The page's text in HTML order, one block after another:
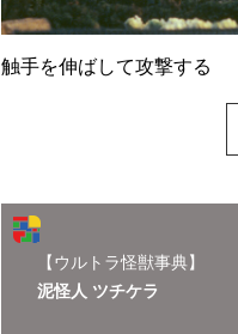
触手を伸ばして攻撃する
【ウルトラ怪獣事典】
泥怪人 ツチケラ